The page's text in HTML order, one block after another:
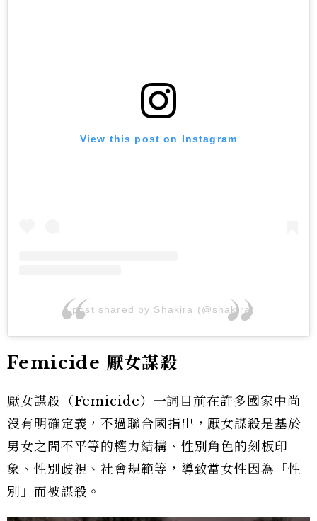
View this post on Instagram
A post shared by Shakira (@shakira)
Femicide 厭女謀殺
厭女謀殺（Femicide）一詞目前在許多國家中尚
沒有明確定義，不過聯合國指出，厭女謀殺是基於
男女之間不平等的權力結構、性別角色的刻板印
象、性別歧視、社會規範等，導致當女性因為「性
別」而被謀殺。